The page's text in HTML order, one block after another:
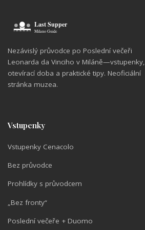
Nezávislý průvodce po Poslední večeři
Leonarda da Vinciho v Miláně—vstupenky,
otevírací doba a praktické tipy. Neoficiální
stránka muzea.
Vstupenky
Vstupenky Cenacolo
Bez průvodce
Prohlídky s průvodcem
„Bez fronty“
Poslední večeře + Duomo